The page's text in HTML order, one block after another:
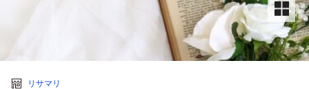
リサマリ